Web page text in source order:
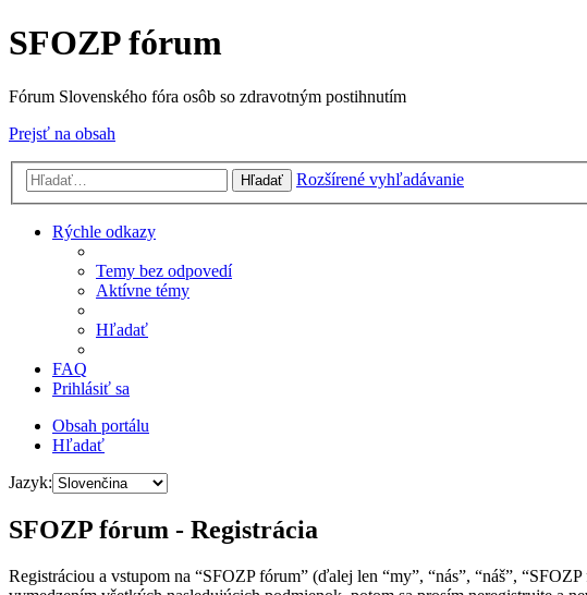
SFOZP fórum
Fórum Slovenského fóra osôb so zdravotným postihnutím
Prejsť na obsah
Hľadať Rozšírené vyhľadávanie
Rýchle odkazy
Temy bez odpovedí
Aktívne témy
Hľadať
FAQ
Prihlásiť sa
Obsah portálu
Hľadať
Jazyk:
SFOZP fórum - Registrácia
Registráciou a vstupom na “SFOZP fórum” (ďalej len “my”, “nás”, “náš”,